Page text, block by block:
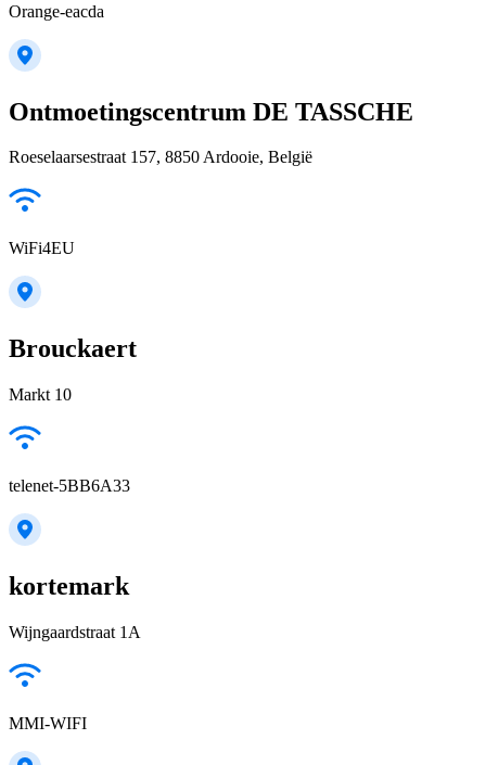
Orange-eacda
Ontmoetingscentrum DE TASSCHE
Roeselaarsestraat 157, 8850 Ardooie, België
WiFi4EU
Brouckaert
Markt 10
telenet-5BB6A33
kortemark
Wijngaardstraat 1A
MMI-WIFI